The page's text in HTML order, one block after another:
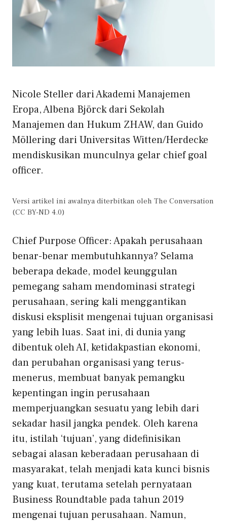
Nicole Steller dari Akademi Manajemen
Eropa, Albena Björck dari Sekolah
Manajemen dan Hukum ZHAW, dan Guido
Möllering dari Universitas Witten/Herdecke
mendiskusikan munculnya gelar chief goal
officer.
Versi artikel ini awalnya diterbitkan oleh The Conversation
(CC BY-ND 4.0)
Chief Purpose Officer: Apakah perusahaan
benar-benar membutuhkannya? Selama
beberapa dekade, model keunggulan
pemegang saham mendominasi strategi
perusahaan, sering kali menggantikan
diskusi eksplisit mengenai tujuan organisasi
yang lebih luas. Saat ini, di dunia yang
dibentuk olehAI, ketidakpastian ekonomi,
dan perubahan organisasi yang terus-
menerus, membuat banyak pemangku
kepentingan ingin perusahaan
memperjuangkan sesuatu yang lebih dari
sekadar hasil jangka pendek. Oleh karena
itu, istilah ‘tujuan’, yang didefinisikan
sebagai alasan keberadaan perusahaan di
masyarakat, telah menjadi kata kunci bisnis
yang kuat, terutama setelah pernyataan
Business Roundtable pada tahun 2019
mengenai tujuan perusahaan. Namun,